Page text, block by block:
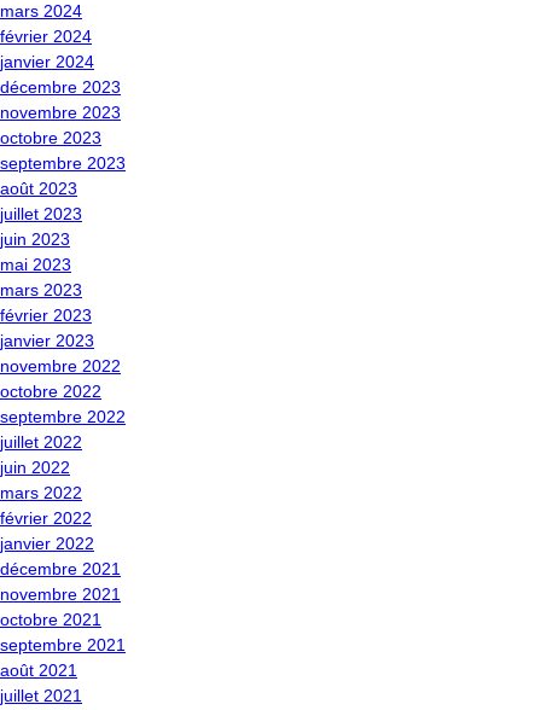
mars 2024
février 2024
janvier 2024
décembre 2023
novembre 2023
octobre 2023
septembre 2023
août 2023
juillet 2023
juin 2023
mai 2023
mars 2023
février 2023
janvier 2023
novembre 2022
octobre 2022
septembre 2022
juillet 2022
juin 2022
mars 2022
février 2022
janvier 2022
décembre 2021
novembre 2021
octobre 2021
septembre 2021
août 2021
juillet 2021